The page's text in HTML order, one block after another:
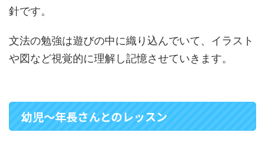
針です。
文法の勉強は遊びの中に織り込んでいて、イラスト
や図など視覚的に理解し記憶させていきます。
幼児～年長さんとのレッスン